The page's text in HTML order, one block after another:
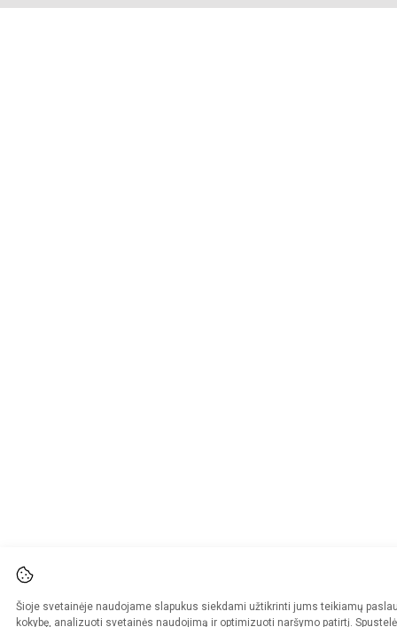
Šioje svetainėje naudojame slapukus siekdami užtikrinti jums teikiamų
kokybę, analizuoti svetainės naudojimą ir optimizuoti naršymo patirtį.